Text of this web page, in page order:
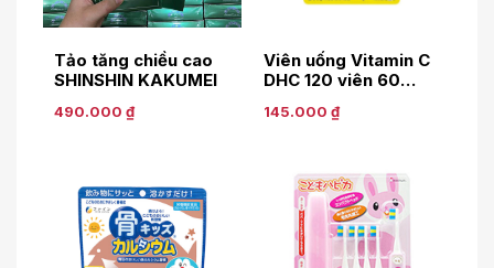
Tảo tăng chiều cao
SHINSHIN KAKUMEI
490.000 ₫
Viên uống Vitamin C
DHC 120 viên 60
145.000 ₫